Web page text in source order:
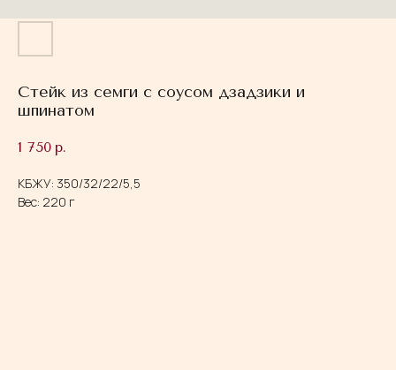
Стейк из семги с соусом дзадзики и
шпинатом
1 750 р.
КБЖУ: 350/32/22/5,5
Вес: 220 г